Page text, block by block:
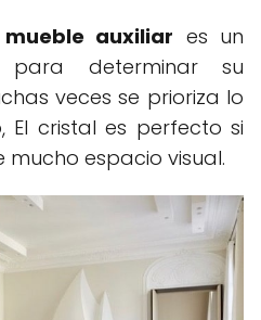
mueble auxiliar es un
para determinar su
veces se prioriza lo
El cristal es perfecto si
espacio visual.